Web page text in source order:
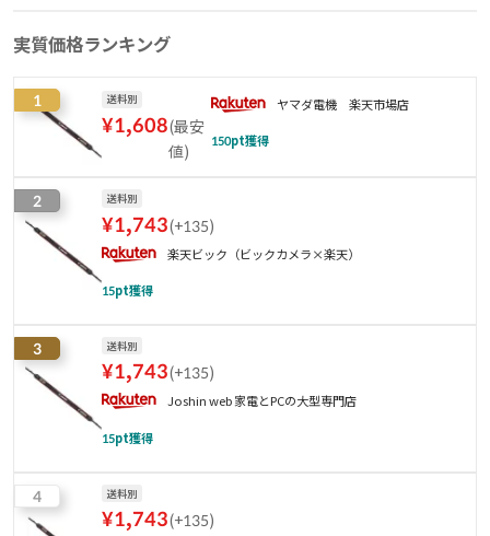
実質価格ランキング
1 送料別
¥1,608(最安
値)
ヤマダ電機 楽天市場店
150pt獲得
2 送料別
¥1,743(+135)
楽天ビック（ビックカメラ×楽天）
15pt獲得
3 送料別
¥1,743(+135)
Joshin web 家電とPCの大型専門店
15pt獲得
4 送料別
¥1,743(+135)